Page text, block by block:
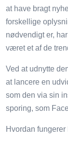
at have bragt
forskellige
nødvendigt er,
været et af de
Ved at udnytte
at lancere en
som den via sin
sporing, som
Hvordan